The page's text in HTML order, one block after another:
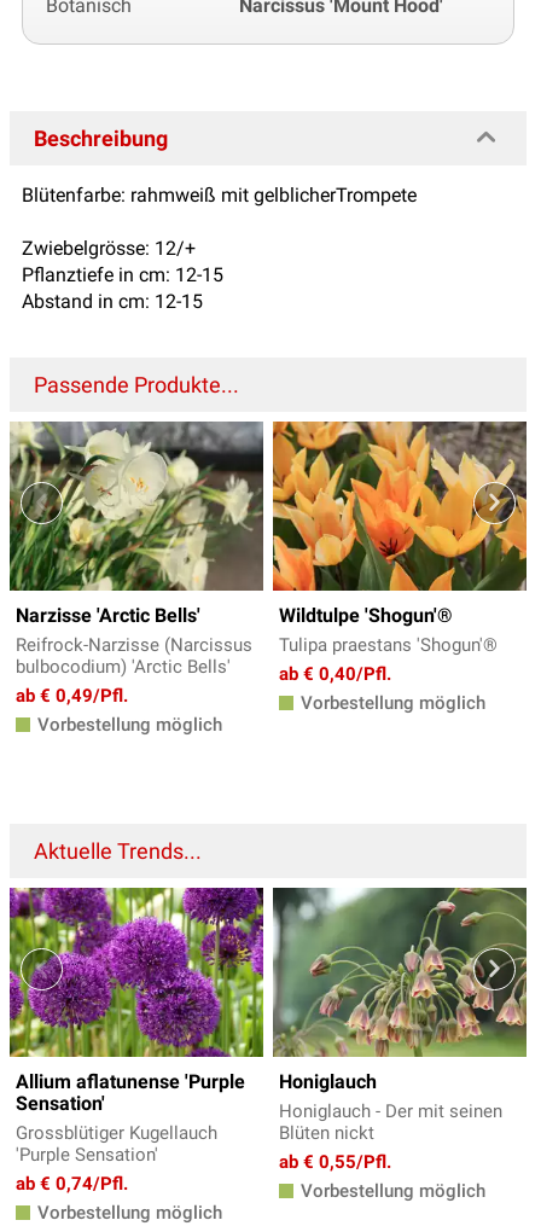
Botanisch Narcissus 'Mount Hood'
Beschreibung
Blütenfarbe: rahmweiß mit gelblicherTrompete
Zwiebelgrösse: 12/+
Pflanztiefe in cm: 12-15
Abstand in cm: 12-15
Passende Produkte...
Narzisse 'Arctic Bells'
Reifrock-Narzisse (Narcissus
bulbocodium) 'Arctic Bells'
ab € 0,49/Pfl.
Vorbestellung möglich
Wildtulpe 'Shogun'®
Tulipa praestans 'Shogun'®
ab € 0,40/Pfl.
Vorbestellung möglich
Aktuelle Trends...
Allium aflatunense 'Purple
Sensation'
Grossblütiger Kugellauch
'Purple Sensation'
ab € 0,74/Pfl.
Vorbestellung möglich
Honiglauch
Honiglauch - Der mit seinen
Blüten nickt
ab € 0,55/Pfl.
Vorbestellung möglich